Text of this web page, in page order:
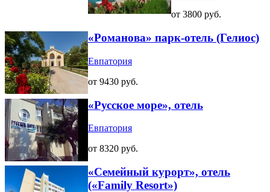
от 3800 руб.
«Романова» парк-отель (Гелиос)
Евпатория
от 9430 руб.
«Русское море», отель
Евпатория
от 8320 руб.
«Семейный курорт», отель
(«Family Resort»)